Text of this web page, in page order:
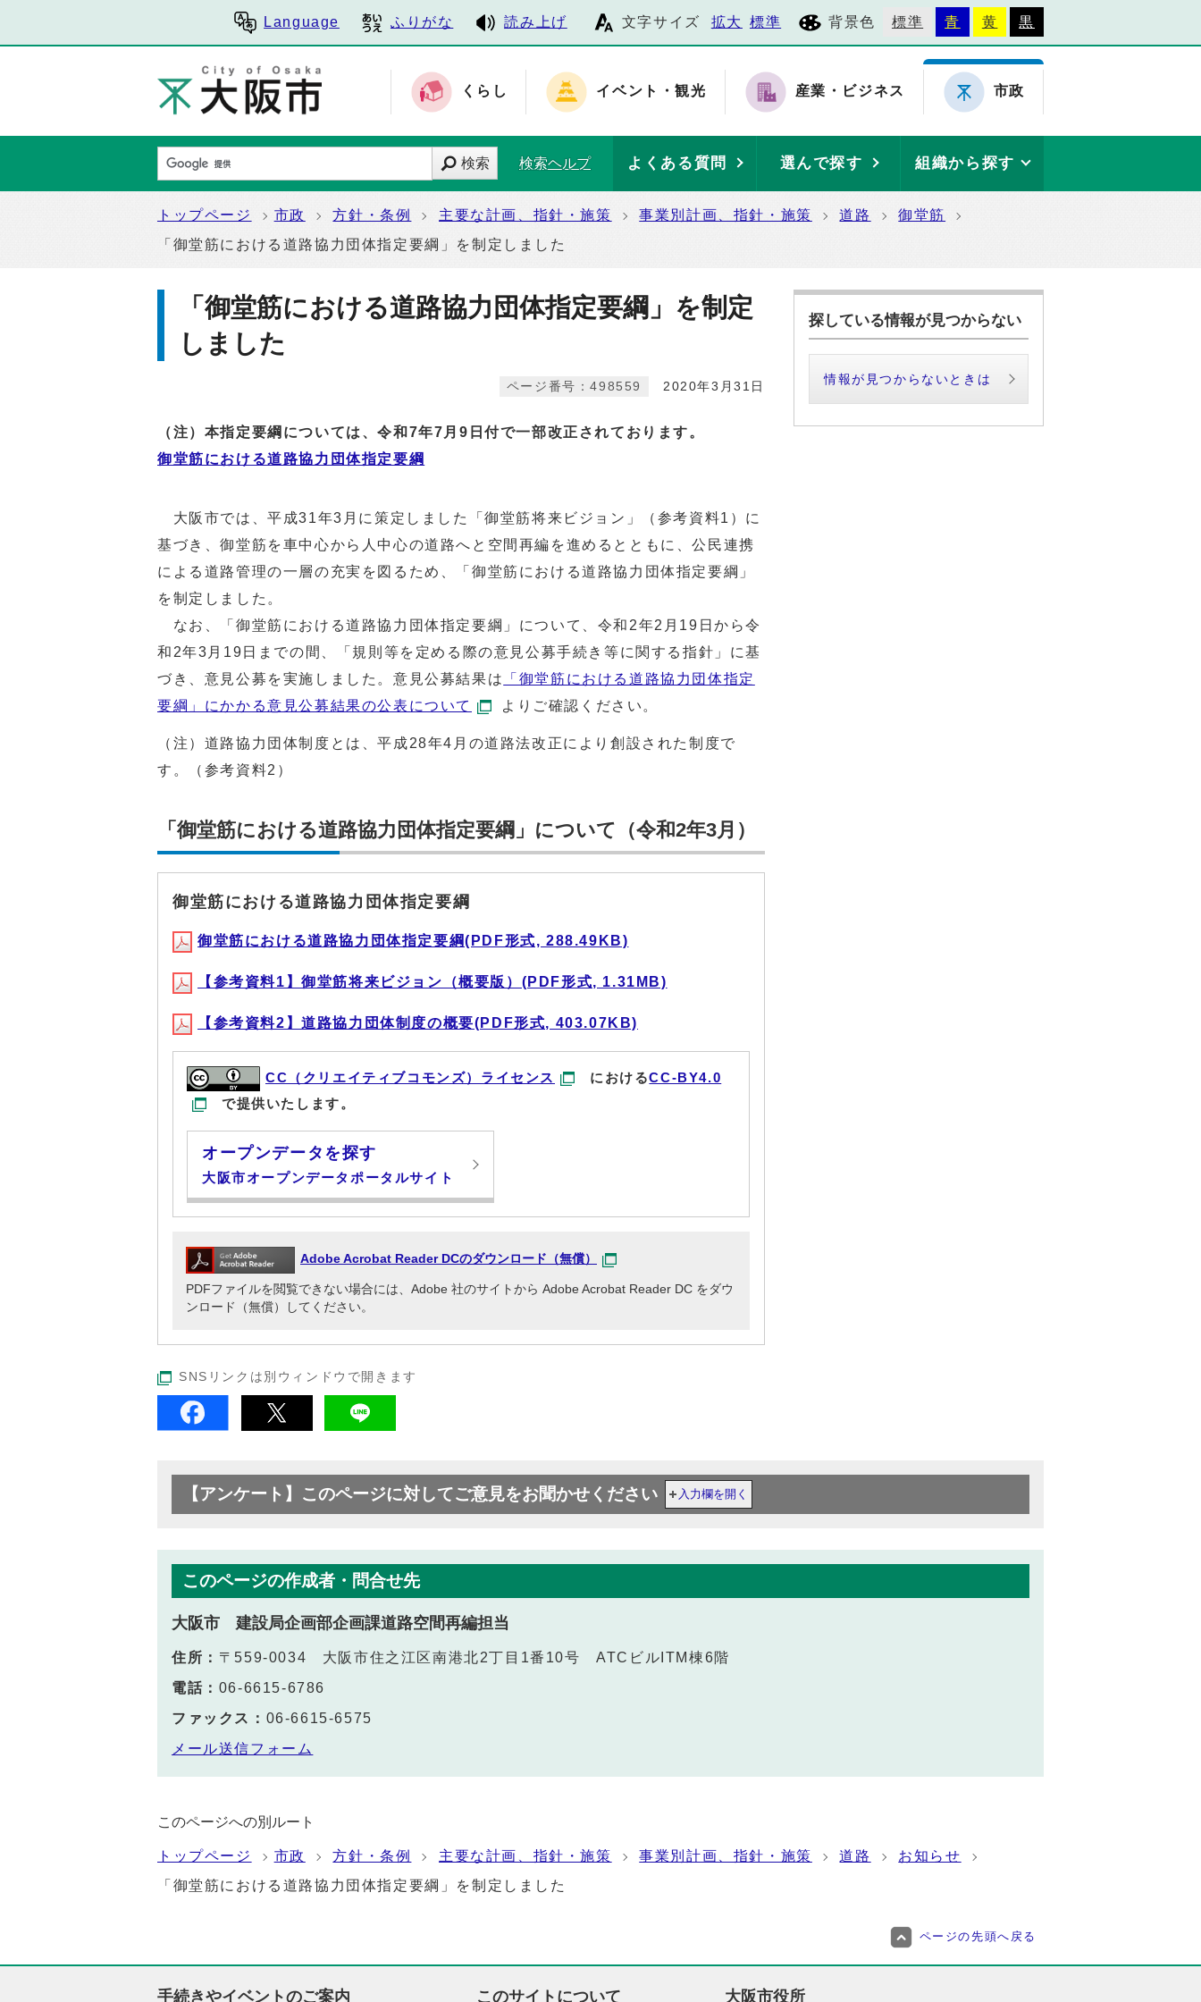
Language ふりがな 読み上げ 文字サイズ 拡大 標準 背景色 標準 青 黄 黒
くらし イベント・観光 産業・ビジネス 市政
検索 検索ヘルプ よくある質問 選んで探す 組織から探す
トップページ 市政 方針・条例 主要な計画、指針・施策 事業別計画、指針・施策 道路
御堂筋
「御堂筋における道路協力団体指定要綱」を制定しました
「御堂筋における道路協力団体指定要綱」を制定
しました
2020年3月31日
ページ番号：498559
（注）本指定要綱については、令和7年7月9日付で一部改正されております。
御堂筋における道路協力団体指定要綱
大阪市では、平成31年3月に策定しました「御堂筋将来ビジョン」（参考資料1）に
基づき、御堂筋を車中心から人中心の道路へと空間再編を進めるとともに、公民連携
による道路管理の一層の充実を図るため、「御堂筋における道路協力団体指定要綱」
を制定しました。
なお、「御堂筋における道路協力団体指定要綱」について、令和2年2月19日から令
和2年3月19日までの間、「規則等を定める際の意見公募手続き等に関する指針」に基
づき、意見公募を実施しました。意見公募結果は
「御堂筋における道路協力団体指定
要綱」にかかる意見公募結果の公表について
よりご確認ください。
（注）道路協力団体制度とは、平成28年4月の道路法改正により創設された制度で
す。（参考資料2）
「御堂筋における道路協力団体指定要綱」について（令和2年3月）
御堂筋における道路協力団体指定要綱
御堂筋における道路協力団体指定要綱(PDF形式, 288.49KB)
【参考資料1】御堂筋将来ビジョン（概要版）(PDF形式, 1.31MB)
【参考資料2】道路協力団体制度の概要(PDF形式, 403.07KB)
CC（クリエイティブコモンズ）ライセンス におけるCC-BY4.0
で提供いたします。
オープンデータを探す
大阪市オープンデータポータルサイト
Adobe Acrobat Reader DCのダウンロード（無償）
PDFファイルを閲覧できない場合には、Adobe 社のサイトから Adobe Acrobat Reader DC をダウ
ンロード（無償）してください。
SNSリンクは別ウィンドウで開きます
探している情報が見つからない
情報が見つからないときは
【アンケート】このページに対してご意見をお聞かせください 入力欄を開く
このページの作成者・問合せ先
大阪市 建設局企画部企画課道路空間再編担当
住所： 〒559-0034 大阪市住之江区南港北2丁目1番10号 ATCビルITM棟6階
電話： 06-6615-6786
ファックス： 06-6615-6575
メール送信フォーム
このページへの別ルート
トップページ 市政 方針・条例 主要な計画、指針・施策 事業別計画、指針・施策 道路
お知らせ
「御堂筋における道路協力団体指定要綱」を制定しました
ページの先頭へ戻る
手続きやイベントのご案内 このサイトについて 大阪市役所